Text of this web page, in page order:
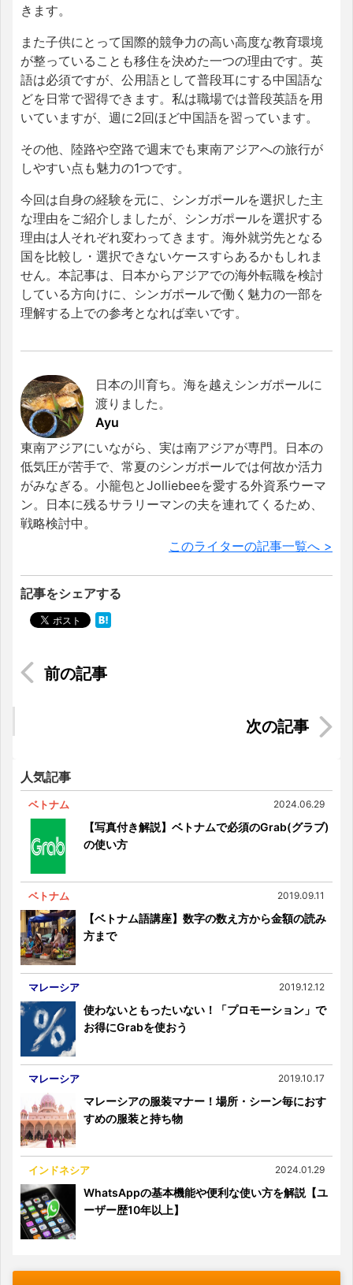
きます。
また子供にとって国際的競争力の高い高度な教育環境
が整っていることも移住を決めた一つの理由です。英
語は必須ですが、公用語として普段耳にする中国語な
どを日常で習得できます。私は職場では普段英語を用
いていますが、週に2回ほど中国語を習っています。
その他、陸路や空路で週末でも東南アジアへの旅行が
しやすい点も魅力の1つです。
今回は自身の経験を元に、シンガポールを選択した主
な理由をご紹介しましたが、シンガポールを選択する
理由は人それぞれ変わってきます。海外就労先となる
国を比較し・選択できないケースすらあるかもしれま
せん。本記事は、日本からアジアでの海外転職を検討
している方向けに、シンガポールで働く魅力の一部を
理解する上での参考となれば幸いです。
日本の川育ち。海を越えシンガポールに
渡りました。
Ayu
東南アジアにいながら、実は南アジアが専門。日本の
低気圧が苦手で、常夏のシンガポールでは何故か活力
がみなぎる。小籠包とJolliebeeを愛する外資系ウーマ
ン。日本に残るサラリーマンの夫を連れてくるため、
戦略検討中。
このライターの記事一覧へ >
記事をシェアする
簡単便利！マレーシアのフードデリバリーサービ
シンガポール生活での必需品ベスト5
人気記事
ベトナム 2024.06.29
【写真付き解説】ベトナムで必須のGrab(グラブ)
の使い方
ベトナム 2019.09.11
【ベトナム語講座】数字の数え方から金額の読み
方まで
マレーシア 2019.12.12
使わないともったいない！「プロモーション」で
お得にGrabを使おう
マレーシア 2019.10.17
マレーシアの服装マナー！場所・シーン毎におす
すめの服装と持ち物
インドネシア 2024.01.29
WhatsAppの基本機能や便利な使い方を解説【ユ
ーザー歴10年以上】